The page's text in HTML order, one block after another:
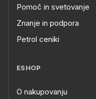
Pomoč in svetovanje
Znanje in podpora
Petrol ceniki
ESHOP
O nakupovanju